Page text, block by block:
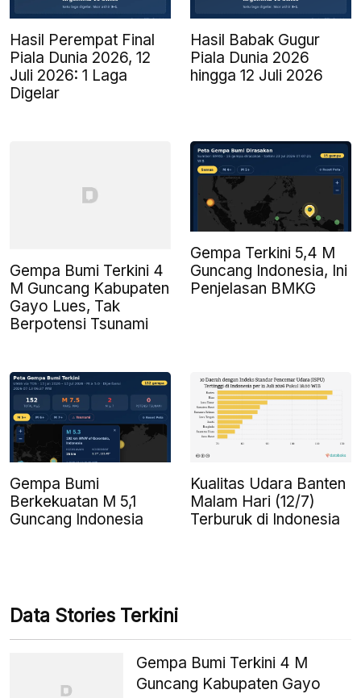
Hasil Perempat Final
Piala Dunia 2026, 12
Juli 2026: 1 Laga
Digelar
Hasil Babak Gugur
Piala Dunia 2026
hingga 12 Juli 2026
Gempa Bumi Terkini 4
M Guncang Kabupaten
Gayo Lues, Tak
Berpotensi Tsunami
Gempa Terkini 5,4 M
Guncang Indonesia, Ini
Penjelasan BMKG
Gempa Bumi
Berkekuatan M 5,1
Guncang Indonesia
Kualitas Udara Banten
Malam Hari (12/7)
Terburuk di Indonesia
Data Stories Terkini
Gempa Bumi Terkini 4 M
Guncang Kabupaten Gayo